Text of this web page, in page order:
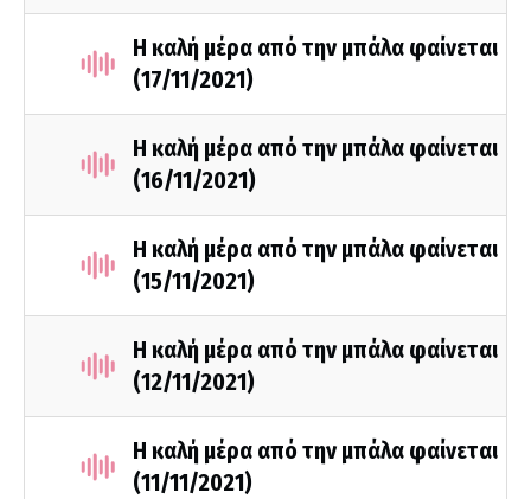
Η καλή μέρα από την μπάλα φαίνεται
(17/11/2021)
Η καλή μέρα από την μπάλα φαίνεται
(16/11/2021)
Η καλή μέρα από την μπάλα φαίνεται
(15/11/2021)
Η καλή μέρα από την μπάλα φαίνεται
(12/11/2021)
Η καλή μέρα από την μπάλα φαίνεται
(11/11/2021)